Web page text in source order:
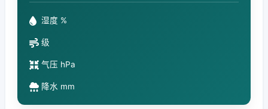
湿度 %
级
气压 hPa
降水 mm